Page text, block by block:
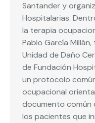
Santander y
Hospitalarias.
la terapia
Pablo García
Unidad de Daño
de Fundación
un protocolo
ocupacional
documento común
los pacientes que